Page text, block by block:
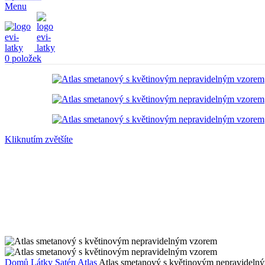
Menu
0 položek
Kliknutím zvětšíte
Domů Látky Satén Atlas Atlas smetanový s květinovým